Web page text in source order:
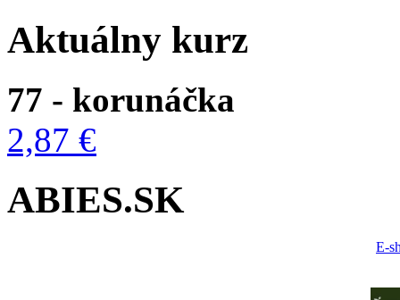
Aktuálny kurz
77 - korunáčka
2,87 €
ABIES.SK
E-